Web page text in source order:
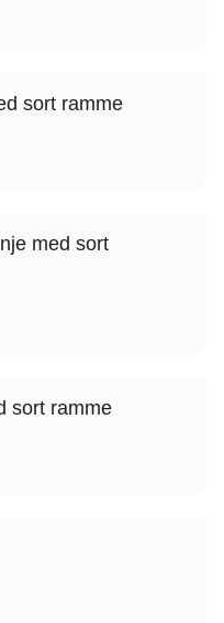
sort ramme
med sort
sort ramme